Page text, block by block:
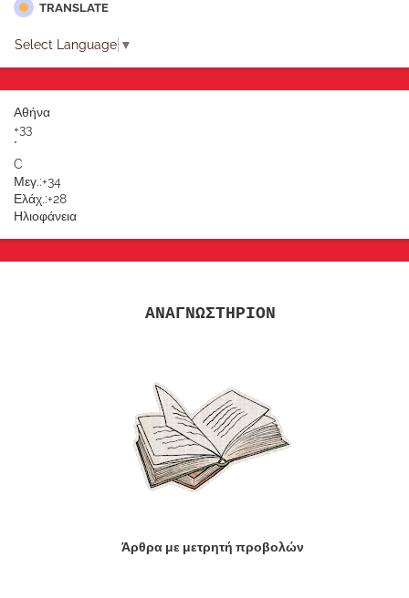
TRANSLATE
Select Language ▼
Αθήνα
+33
°
C
Μεγ.:+34
Ελάχ.:+28
Ηλιοφάνεια
ΑΝΑΓΝΩΣΤΗΡΙΟΝ
Άρθρα με μετρητή προβολών